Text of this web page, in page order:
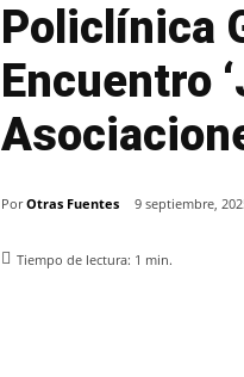
Policlínica
Encuentro
Por Otras Fuentes 9 septiembre,
Tiempo de lectura: 1 min.